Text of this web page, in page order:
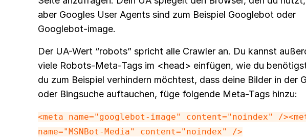
aber Googles User Agents sind zum Beispiel Googlebot oder
Googlebot-image.
Der UA-Wert “robots” spricht alle Crawler an. Du kannst
viele Robots-Meta-Tags im <head> einfügen, wie du
du zum Beispiel verhindern möchtest, dass deine Bilder in der
oder Bingsuche auftauchen, füge folgende Meta-Tags hinzu:
<meta name="googlebot-image" content="noindex" />
name="MSNBot-Media" content="noindex" />